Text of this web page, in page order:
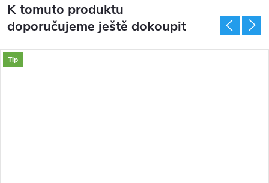
K tomuto produktu
doporučujeme ještě dokoupit
Tip